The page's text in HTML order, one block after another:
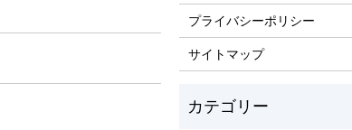
プライバシーポリシー
サイトマップ